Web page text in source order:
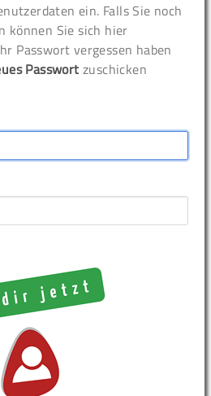
ein. Falls Sie noch
können Sie sich hier
Passwort vergessen haben
Passwort zuschicken